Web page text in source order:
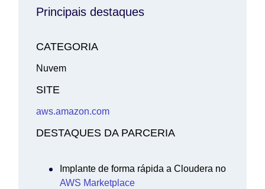
Principais destaques
CATEGORIA
Nuvem
SITE
aws.amazon.com
DESTAQUES DA PARCERIA
Implante de forma rápida a Cloudera no
AWS Marketplace